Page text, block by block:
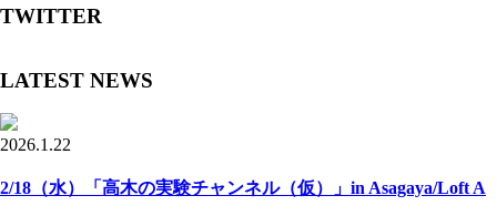
TWITTER
LATEST NEWS
2026.1.22
2/18（水）「高木の実験チャンネル（仮）」in Asagaya/Loft A